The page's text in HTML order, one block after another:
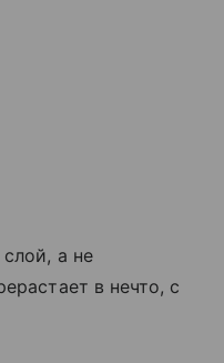
а не
в нечто, с